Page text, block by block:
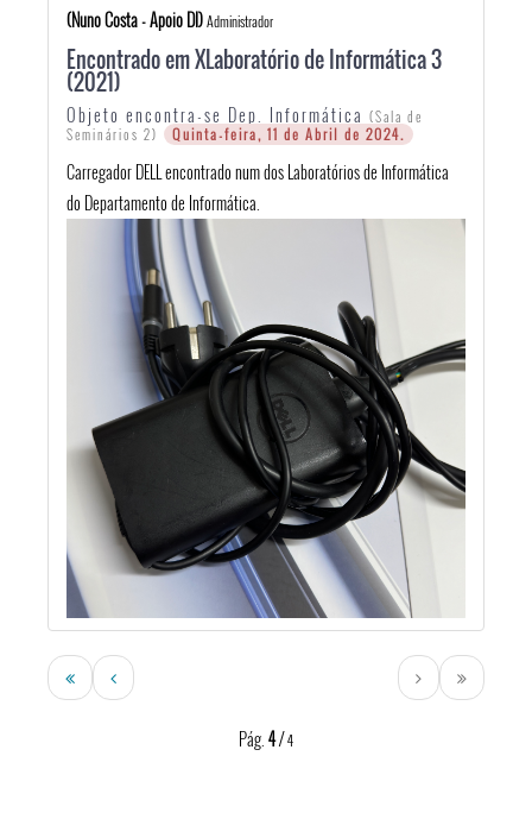
(Nuno Costa - Apoio DI)Administrador
Encontrado em XLaboratório de Informática 3
(2021)
Objeto encontra-se Dep. Informática (Sala de
Seminários 2)
Quinta-feira, 11 de Abril de 2024.
Carregador DELL encontrado num dos Laboratórios de Informática
do Departamento de Informática.
Pág. 4/4